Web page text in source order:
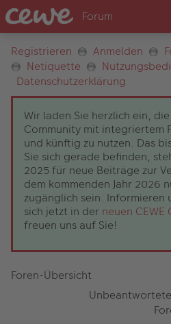
Registrieren Anmelden
Netiquette
Datenschutzerklärung
Wir laden Sie herzlich ein, die
Community mit integriertem
und künftig zu nutzen. Das
Sie sich gerade befinden,
2025 für neue Beiträge zur
dem kommenden Jahr 2026
zugänglich sein. Informieren
sich jetzt in der neuen
freuen uns auf Sie!
Foren-Übersicht